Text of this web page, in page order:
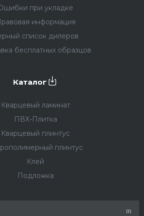
при укладке
информация
список дилеров
бесплатных образцов
Каталог
Кварцевый ламинат
ПВХ-Плитка
Кварцевый плинтус
плинтус
Клей
Подложка